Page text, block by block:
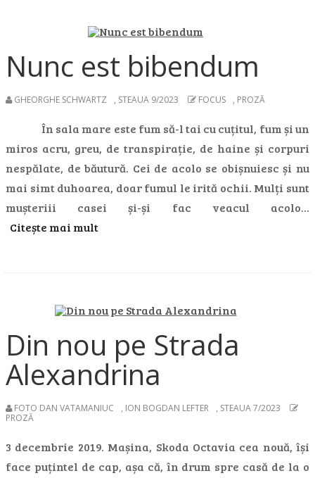
Nunc est bibendum
GHEORGHE SCHWARTZ , STEAUA 9/2023 FOCUS , PROZĂ
În sala mare este fum să-l tai cu cuțitul, fum și un
miros acru, greu, de transpirație, de haine și corpuri
nespălate, de băutură. Cei de acolo se obișnuiesc și nu
mai simt duhoarea, doar fumul le irită ochii. Mulți sunt
mușteriii casei și-și fac veacul acolo…
Citește mai mult
Din nou pe Strada
Alexandrina
FOTO DAN VATAMANIUC , ION BOGDAN LEFTER , STEAUA 7/2023
PROZĂ
3 decembrie 2019. Mașina, Skoda Octavia cea nouă, își
face puțintel de cap, așa că, în drum spre casă de la o